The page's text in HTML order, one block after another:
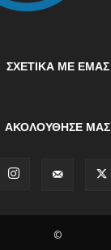
ΣΧΕΤΙΚΆ ΜΕ ΕΜΆΣ
ΑΚΟΛΟΥΘΗΣΕ ΜΑΣ
©